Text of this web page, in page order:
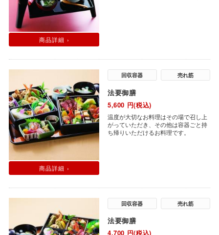
商品詳細 ›
商品詳細 ›
回収容器 売れ筋
法要御膳
5,600 円(税込)
温度が大切なお料理はその場で召し上
がっていただき、その他は容器ごと持
ち帰りいただけるお料理です。
回収容器 売れ筋
法要御膳
4,700 円(税込)